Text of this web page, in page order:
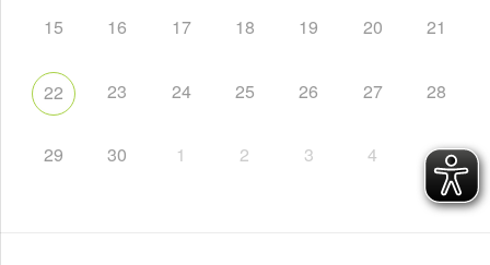
15 16 17 18 19 20 21
22 23 24 25 26 27 28
29 30 1 2 3 4 5